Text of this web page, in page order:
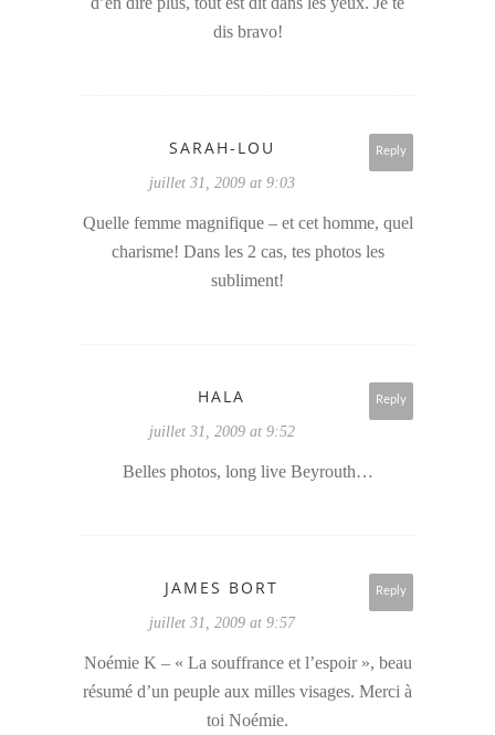
dis bravo!
Reply
SARAH-LOU
juillet 31, 2009 at 9:03
Quelle femme magnifique – et cet homme, quel
charisme! Dans les 2 cas, tes photos les
subliment!
Reply
HALA
juillet 31, 2009 at 9:52
Belles photos, long live Beyrouth…
Reply
JAMES BORT
juillet 31, 2009 at 9:57
Noémie K – « La souffrance et l’espoir », beau
résumé d’un peuple aux milles visages. Merci à
toi Noémie.